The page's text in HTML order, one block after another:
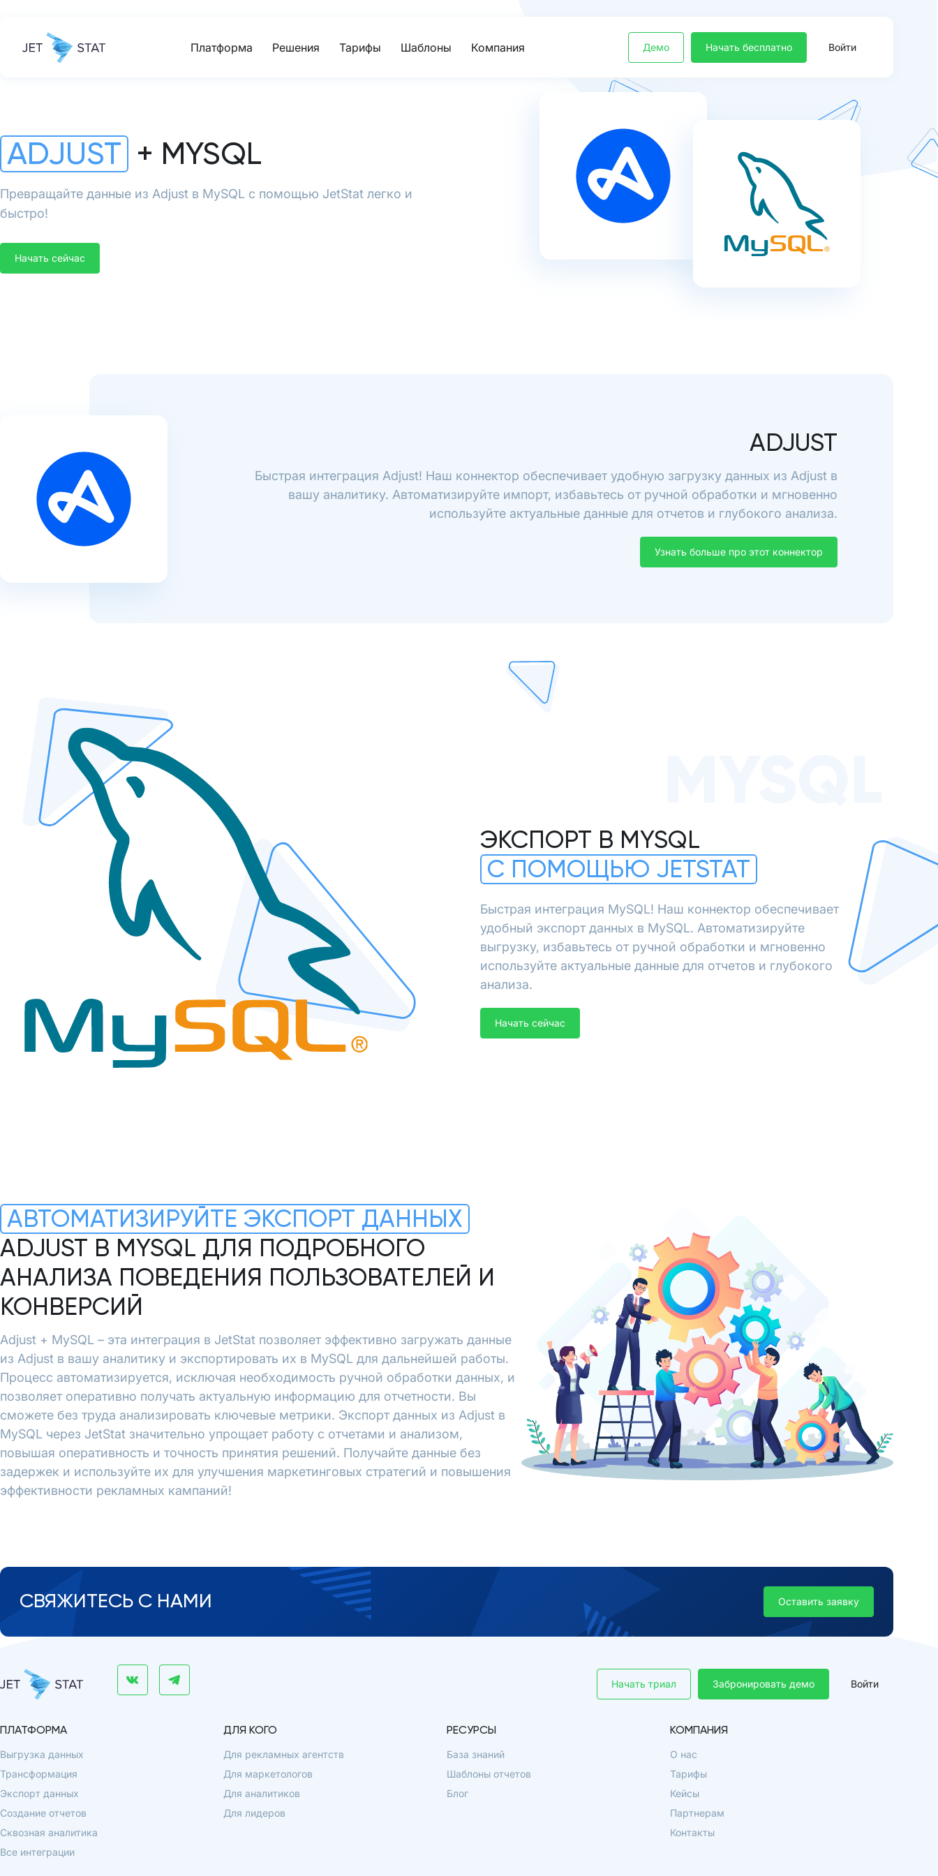
Платформа Решения Тарифы Шаблоны Компания Демо Начать бесплатно Войти
ADJUST + MYSQL
Превращайте данные из Adjust в MySQL с помощью JetStat легко и
быстро!
Начать сейчас
ADJUST
Быстрая интеграция Adjust! Наш коннектор обеспечивает удобную загрузку данных из Adjust в
вашу аналитику. Автоматизируйте импорт, избавьтесь от ручной обработки и мгновенно
используйте актуальные данные для отчетов и глубокого анализа.
Узнать больше про этот коннектор
ЭКСПОРТ В MYSQL
С ПОМОЩЬЮ JETSTAT
Быстрая интеграция MySQL! Наш коннектор обеспечивает
удобный экспорт данных в MySQL. Автоматизируйте
выгрузку, избавьтесь от ручной обработки и мгновенно
используйте актуальные данные для отчетов и глубокого
анализа.
Начать сейчас
АВТОМАТИЗИРУЙТЕ ЭКСПОРТ ДАННЫХ
ADJUST В MYSQL ДЛЯ ПОДРОБНОГО
АНАЛИЗА ПОВЕДЕНИЯ ПОЛЬЗОВАТЕЛЕЙ И
КОНВЕРСИЙ
Adjust + MySQL – эта интеграция в JetStat позволяет эффективно загружать данные
из Adjust в вашу аналитику и экспортировать их в MySQL для дальнейшей работы.
Процесс автоматизируется, исключая необходимость ручной обработки данных, и
позволяет оперативно получать актуальную информацию для отчетности. Вы
сможете без труда анализировать ключевые метрики. Экспорт данных из Adjust в
MySQL через JetStat значительно упрощает работу с отчетами и анализом,
повышая оперативность и точность принятия решений. Получайте данные без
задержек и используйте их для улучшения маркетинговых стратегий и повышения
эффективности рекламных кампаний!
СВЯЖИТЕСЬ С НАМИ Оставить заявку
Забронировать демо
Начать триал Войти
ПЛАТФОРМА
Выгрузка данных
Трансформация
Экспорт данных
Создание отчетов
Сквозная аналитика
Все интеграции
ДЛЯ КОГО
Для рекламных агентств
Для маркетологов
Для аналитиков
Для лидеров
РЕСУРСЫ
База знаний
Шаблоны отчетов
Блог
КОМПАНИЯ
О нас
Тарифы
Кейсы
Партнерам
Контакты